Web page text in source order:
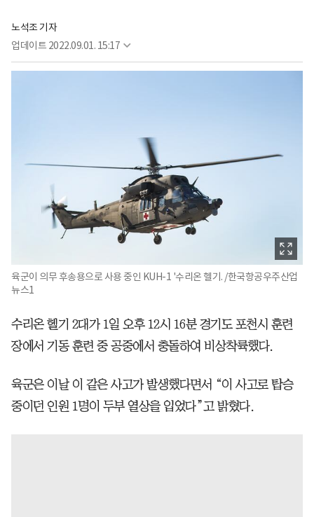
노석조 기자
업데이트 2022.09.01. 15:17
육군이 의무 후송용으로 사용 중인 KUH-1 '수리온 헬기. /한국항공우주산업
뉴스1
수리온 헬기 2대가 1일 오후 12시 16분 경기도 포천시 훈련
장에서 기동 훈련 중 공중에서 충돌하여 비상착륙했다.
육군은 이날 이 같은 사고가 발생했다면서 “이 사고로 탑승
중이던 인원 1명이 두부 열상을 입었다”고 밝혔다.